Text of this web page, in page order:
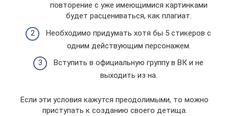
повторение с уже имеющимися картинками
будет расцениваться, как плагиат.
Необходимо придумать хотя бы 5 стикеров с
одним действующим персонажем.
Вступить в официальную группу в ВК и не
выходить из на.
Если эти условия кажутся преодолимыми, то можно
приступать к созданию своего детища.